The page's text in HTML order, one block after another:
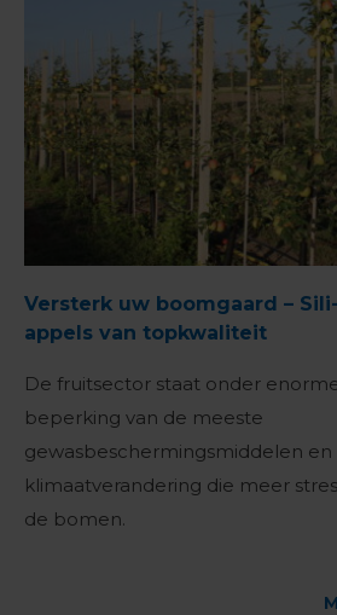
Versterk uw boomgaard –
appels van topkwaliteit
De fruitsector staat onder
beperking van de meeste
gewasbeschermingsmiddelen en
klimaatverandering die meer
de bomen.